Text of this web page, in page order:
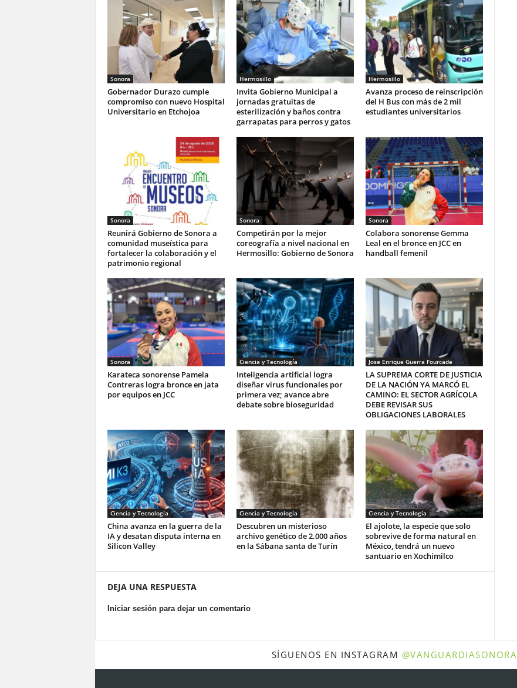
Sonora
Gobernador Durazo cumple
compromiso con nuevo Hospital
Universitario en Etchojoa
Hermosillo
Invita Gobierno Municipal a
jornadas gratuitas de
esterilización y baños contra
garrapatas para perros y gatos
Hermosillo
Avanza proceso de reinscripción
del H Bus con más de 2 mil
estudiantes universitarios
Sonora
Reunirá Gobierno de Sonora a
comunidad museística para
fortalecer la colaboración y el
patrimonio regional
Sonora
Competirán por la mejor
coreografía a nivel nacional en
Hermosillo: Gobierno de Sonora
Sonora
Colabora sonorense Gemma
Leal en el bronce en JCC en
handball femenil
Sonora
Karateca sonorense Pamela
Contreras logra bronce en jata
por equipos en JCC
Ciencia y Tecnología
Inteligencia artificial logra
diseñar virus funcionales por
primera vez; avance abre
debate sobre bioseguridad
Jose Enrique Guerra Fourcade
LA SUPREMA CORTE DE JUSTICIA
DE LA NACIÓN YA MARCÓ EL
CAMINO: EL SECTOR AGRÍCOLA
DEBE REVISAR SUS
OBLIGACIONES LABORALES
Ciencia y Tecnología
China avanza en la guerra de la
IA y desatan disputa interna en
Silicon Valley
Ciencia y Tecnología
Descubren un misterioso
archivo genético de 2.000 años
en la Sábana santa de Turín
Ciencia y Tecnología
El ajolote, la especie que solo
sobrevive de forma natural en
México, tendrá un nuevo
santuario en Xochimilco
DEJA UNA RESPUESTA
Iniciar sesión para dejar un comentario
SÍGUENOS EN INSTAGRAM @VANGUARDIASONORA